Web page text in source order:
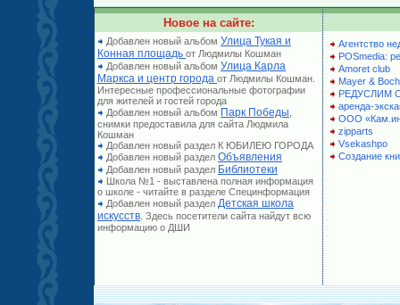
Новое на сайте:
Добавлен новый альбом Улица Тукая и
Конная площадь от Людмилы Кошман
Добавлен новый альбом Улица Карла
Маркса и центр города от Людмилы Кошман.
Интересные профессиональные фотографии
для жителей и гостей города
Добавлен новый альбом Парк Победы
снимки предоставила для сайта Людмила
Кошман
Добавлен новый раздел К ЮБИЛЕЮ ГОРОДА
Добавлен новый раздел Объявления
Добавлен новый раздел Библиотеки
Школа №1 - выставлена полная информация
о школе - читайте в разделе Специнформация
Добавлен новый раздел Детская школа
искусств . Здесь посетители сайта найдут всю
информацию о ДШИ
Агентство
POSmedia:
Amoret club
Mayer & Boch
РЕДУСЛИМ
аренда-
ООО
zipparts
Vsekashpo
Создание